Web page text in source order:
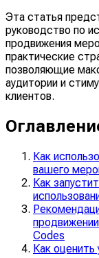
Эта статья
руководство по
продвижения
практические
позволяющие
аудитории и
клиентов.
Как
вашего
Как
Codes
Как